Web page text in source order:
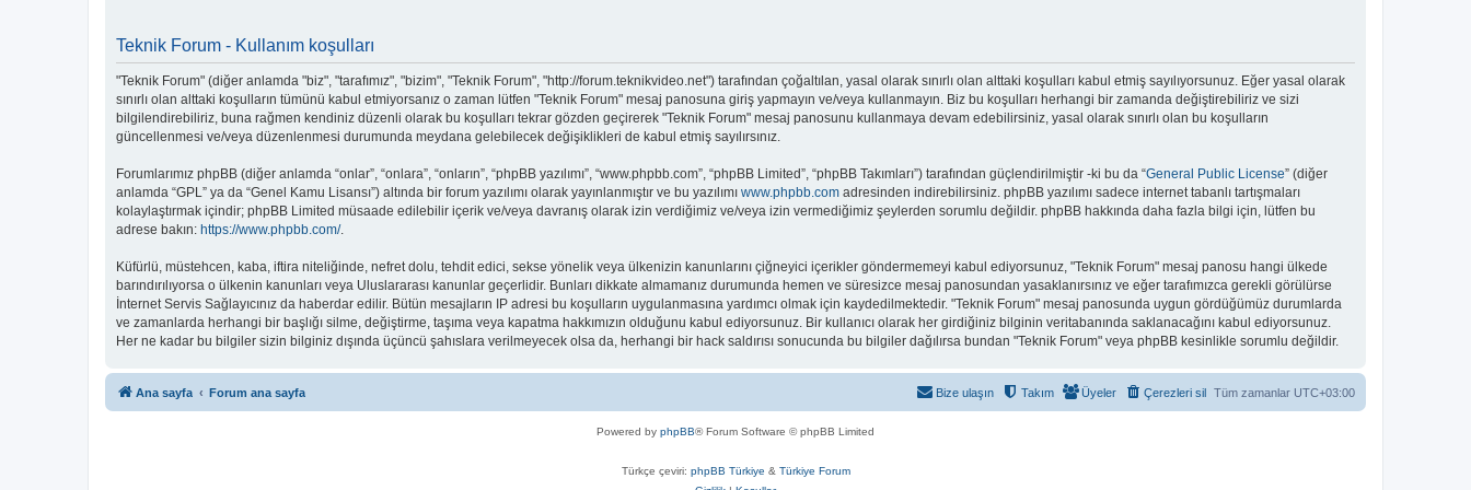
Teknik Forum - Kullanım koşulları
"Teknik Forum" (diğer anlamda "biz", "tarafımız", "bizim", "Teknik Forum", "http://forum.teknikvideo.net") tarafından çoğaltılan, yasal olarak sınırlı olan alttaki koşulları kabul etmiş sayılıyorsunuz. Eğer yasal olarak
sınırlı olan alttaki koşulların tümünü kabul etmiyorsanız o zaman lütfen "Teknik Forum" mesaj panosuna giriş yapmayın ve/veya kullanmayın. Biz bu koşulları herhangi bir zamanda değiştirebiliriz ve sizi
bilgilendirebiliriz, buna rağmen kendiniz düzenli olarak bu koşulları tekrar gözden geçirerek "Teknik Forum" mesaj panosunu kullanmaya devam edebilirsiniz, yasal olarak sınırlı olan bu koşulların
güncellenmesi ve/veya düzenlenmesi durumunda meydana gelebilecek değişiklikleri de kabul etmiş sayılırsınız.
Forumlarımız phpBB (diğer anlamda “onlar”, “onlara”, “onların”, “phpBB yazılımı”, “www.phpbb.com”, “phpBB Limited”, “phpBB Takımları”) tarafından güçlendirilmiştir -ki bu da “General Public License” (diğer
anlamda “GPL” ya da “Genel Kamu Lisansı”) altında bir forum yazılımı olarak yayınlanmıştır ve bu yazılımı www.phpbb.com adresinden indirebilirsiniz. phpBB yazılımı sadece internet tabanlı tartışmaları
kolaylaştırmak içindir; phpBB Limited müsaade edilebilir içerik ve/veya davranış olarak izin verdiğimiz ve/veya izin vermediğimiz şeylerden sorumlu değildir. phpBB hakkında daha fazla bilgi için, lütfen bu
adrese bakın: https://www.phpbb.com/.
Küfürlü, müstehcen, kaba, iftira niteliğinde, nefret dolu, tehdit edici, sekse yönelik veya ülkenizin kanunlarını çiğneyici içerikler göndermemeyi kabul ediyorsunuz, "Teknik Forum" mesaj panosu hangi ülkede
barındırılıyorsa o ülkenin kanunları veya Uluslararası kanunlar geçerlidir. Bunları dikkate almamanız durumunda hemen ve süresizce mesaj panosundan yasaklanırsınız ve eğer tarafımızca gerekli görülürse
İnternet Servis Sağlayıcınız da haberdar edilir. Bütün mesajların IP adresi bu koşulların uygulanmasına yardımcı olmak için kaydedilmektedir. "Teknik Forum" mesaj panosunda uygun gördüğümüz durumlarda
ve zamanlarda herhangi bir başlığı silme, değiştirme, taşıma veya kapatma hakkımızın olduğunu kabul ediyorsunuz. Bir kullanıcı olarak her girdiğiniz bilginin veritabanında saklanacağını kabul ediyorsunuz.
Her ne kadar bu bilgiler sizin bilginiz dışında üçüncü şahıslara verilmeyecek olsa da, herhangi bir hack saldırısı sonucunda bu bilgiler dağılırsa bundan "Teknik Forum" veya phpBB kesinlikle sorumlu değildir.
Ana sayfa Forum ana sayfa Tüm zamanlar UTC+03:00
Çerezleri sil
Üyeler
Takım
Bize ulaşın
Powered by phpBB® Forum Software © phpBB Limited
Türkçe çeviri: phpBB Türkiye & Türkiye Forum